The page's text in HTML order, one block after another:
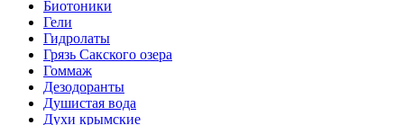
Биотоники
Гели
Гидролаты
Грязь Сакского озера
Гоммаж
Дезодоранты
Душистая вода
Духи крымские